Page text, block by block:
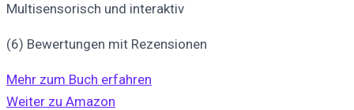
Multisensorisch und interaktiv
(6) Bewertungen mit Rezensionen
Mehr zum Buch erfahren
Weiter zu Amazon